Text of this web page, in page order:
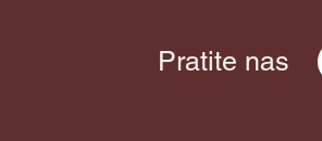
Pratite nas